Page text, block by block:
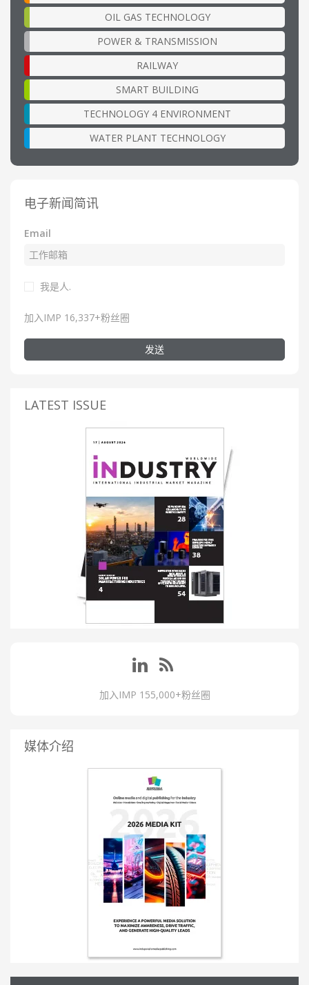
OIL GAS TECHNOLOGY
POWER & TRANSMISSION
RAILWAY
SMART BUILDING
TECHNOLOGY 4 ENVIRONMENT
WATER PLANT TECHNOLOGY
电子新闻简讯
Email
我是人.
加入IMP 16,337+粉丝圈
发送
LATEST ISSUE
加入IMP 155,000+粉丝圈
媒体介绍